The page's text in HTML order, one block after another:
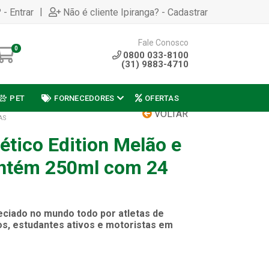
- Entrar | Não é cliente Ipiranga? - Cadastrar
0
Fale Conosco
0800 033-8100
(31) 9883-4710
PET FORNECEDORES OFERTAS
VOLTAR
Edition Melão e
250ml com 24
no mundo todo por atletas de
estudantes ativos e motoristas em